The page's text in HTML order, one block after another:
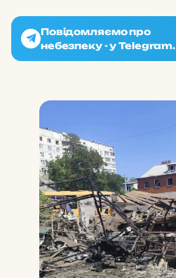
Повідомляємо про
небезпеку - у Telegram.